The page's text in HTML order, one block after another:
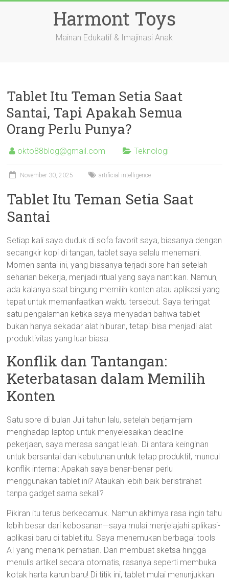
Harmont Toys
Mainan Edukatif & Imajinasi Anak
Tablet Itu Teman Setia Saat
Santai, Tapi Apakah Semua
Orang Perlu Punya?
okto88blog@gmail.com Teknologi
November 30, 2025 artificial intelligence
Tablet Itu Teman Setia Saat
Santai
Setiap kali saya duduk di sofa favorit saya, biasanya dengan
secangkir kopi di tangan, tablet saya selalu menemani.
Momen santai ini, yang biasanya terjadi sore hari setelah
seharian bekerja, menjadi ritual yang saya nantikan. Namun,
ada kalanya saat bingung memilih konten atau aplikasi yang
tepat untuk memanfaatkan waktu tersebut. Saya teringat
satu pengalaman ketika saya menyadari bahwa tablet
bukan hanya sekadar alat hiburan, tetapi bisa menjadi alat
produktivitas yang luar biasa.
Konflik dan Tantangan:
Keterbatasan dalam Memilih
Konten
Satu sore di bulan Juli tahun lalu, setelah berjam-jam
menghadap laptop untuk menyelesaikan deadline
pekerjaan, saya merasa sangat lelah. Di antara keinginan
untuk bersantai dan kebutuhan untuk tetap produktif, muncul
konflik internal: Apakah saya benar-benar perlu
menggunakan tablet ini? Ataukah lebih baik beristirahat
tanpa gadget sama sekali?
Pikiran itu terus berkecamuk. Namun akhirnya rasa ingin tahu
lebih besar dari kebosanan—saya mulai menjelajahi aplikasi-
aplikasi baru di tablet itu. Saya menemukan berbagai tools
AI yang menarik perhatian. Dari membuat sketsa hingga
menulis artikel secara otomatis, rasanya seperti membuka
kotak harta karun baru! Di titik ini, tablet mulai menunjukkan